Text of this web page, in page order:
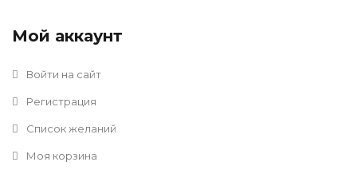
Мой аккаунт
Войти на сайт
Регистрация
Список желаний
Моя корзина